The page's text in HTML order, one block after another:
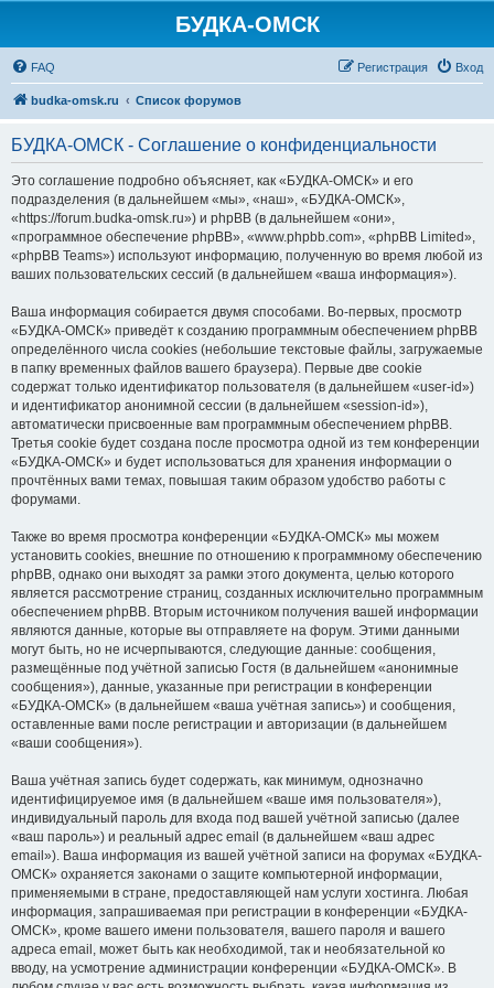
БУДКА-ОМСК
FAQ Вход
Регистрация
budka-omsk.ru Список форумов
БУДКА-ОМСК - Соглашение о конфиденциальности
Это соглашение подробно объясняет, как «БУДКА-ОМСК» и его
подразделения (в дальнейшем «мы», «наш», «БУДКА-ОМСК»,
«https://forum.budka-omsk.ru») и phpBB (в дальнейшем «они»,
«программное обеспечение phpBB», «www.phpbb.com», «phpBB Limited»,
«phpBB Teams») используют информацию, полученную во время любой из
ваших пользовательских сессий (в дальнейшем «ваша информация»).
Ваша информация собирается двумя способами. Во-первых, просмотр
«БУДКА-ОМСК» приведёт к созданию программным обеспечением phpBB
определённого числа cookies (небольшие текстовые файлы, загружаемые
в папку временных файлов вашего браузера). Первые две cookie
содержат только идентификатор пользователя (в дальнейшем «user-id»)
и идентификатор анонимной сессии (в дальнейшем «session-id»),
автоматически присвоенные вам программным обеспечением phpBB.
Третья cookie будет создана после просмотра одной из тем конференции
«БУДКА-ОМСК» и будет использоваться для хранения информации о
прочтённых вами темах, повышая таким образом удобство работы с
форумами.
Также во время просмотра конференции «БУДКА-ОМСК» мы можем
установить cookies, внешние по отношению к программному обеспечению
phpBB, однако они выходят за рамки этого документа, целью которого
является рассмотрение страниц, созданных исключительно программным
обеспечением phpBB. Вторым источником получения вашей информации
являются данные, которые вы отправляете на форум. Этими данными
могут быть, но не исчерпываются, следующие данные: сообщения,
размещённые под учётной записью Гостя (в дальнейшем «анонимные
сообщения»), данные, указанные при регистрации в конференции
«БУДКА-ОМСК» (в дальнейшем «ваша учётная запись») и сообщения,
оставленные вами после регистрации и авторизации (в дальнейшем
«ваши сообщения»).
Ваша учётная запись будет содержать, как минимум, однозначно
идентифицируемое имя (в дальнейшем «ваше имя пользователя»),
индивидуальный пароль для входа под вашей учётной записью (далее
«ваш пароль») и реальный адрес email (в дальнейшем «ваш адрес
email»). Ваша информация из вашей учётной записи на форумах «БУДКА-
ОМСК» охраняется законами о защите компьютерной информации,
применяемыми в стране, предоставляющей нам услуги хостинга. Любая
информация, запрашиваемая при регистрации в конференции «БУДКА-
ОМСК», кроме вашего имени пользователя, вашего пароля и вашего
адреса email, может быть как необходимой, так и необязательной ко
вводу, на усмотрение администрации конференции «БУДКА-ОМСК». В